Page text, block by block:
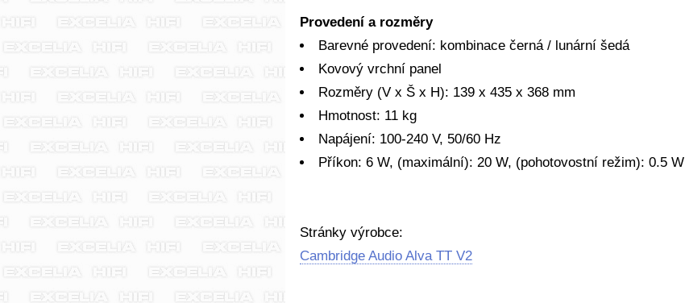
Provedení a rozměry
Barevné provedení: kombinace černá / lunární šedá
Kovový vrchní panel
Rozměry (V x Š x H): 139 x 435 x 368 mm
Hmotnost: 11 kg
Napájení: 100-240 V, 50/60 Hz
Příkon: 6 W, (maximální): 20 W, (pohotovostní režim): 0.5 W
Stránky výrobce:
Cambridge Audio Alva TT V2